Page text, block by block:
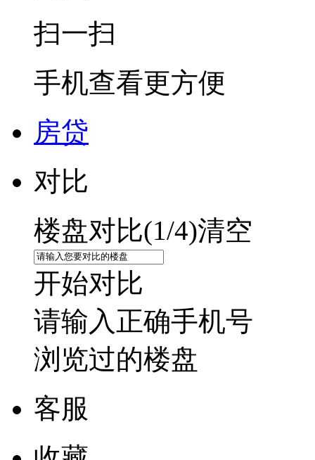
扫一扫
手机查看更方便
房贷
对比
楼盘对比(1/4)清空
开始对比
请输入正确手机号
浏览过的楼盘
客服